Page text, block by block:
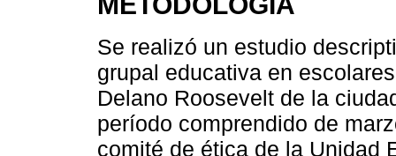
Se realizó un estudio
grupal educativa en
Delano Roosevelt de la
período comprendido de
comité de ética de la Unidad